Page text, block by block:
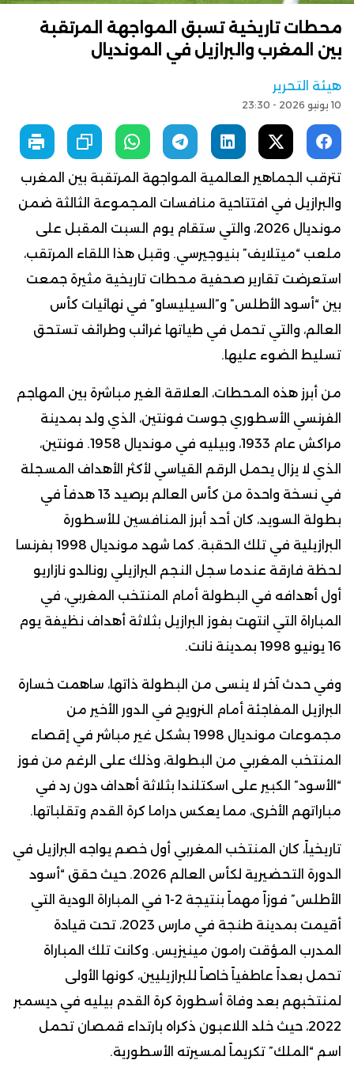
محطات تاريخية تسبق المواجهة المرتقبة
بين المغرب والبرازيل في المونديال
هيئة التحرير
10 يونيو 2026 - 23:30
تترقب الجماهير العالمية المواجهة المرتقبة بين المغرب
والبرازيل في افتتاحية منافسات المجموعة الثالثة ضمن
مونديال 2026، والتي ستقام يوم السبت المقبل على
ملعب “ميتلايف” بنيوجيرسي. وقبل هذا اللقاء المرتقب،
استعرضت تقارير صحفية محطات تاريخية مثيرة جمعت
بين “أسود الأطلس” و”السيليساو” في نهائيات كأس
العالم، والتي تحمل في طياتها غرائب وطرائف تستحق
تسليط الضوء عليها.
من أبرز هذه المحطات، العلاقة الغير مباشرة بين المهاجم
الفرنسي الأسطوري جوست فونتين، الذي ولد بمدينة
مراكش عام 1933، وبيليه في مونديال 1958. فونتين،
الذي لا يزال يحمل الرقم القياسي لأكثر الأهداف المسجلة
في نسخة واحدة من كأس العالم برصيد 13 هدفاً في
بطولة السويد، كان أحد أبرز المنافسين للأسطورة
البرازيلية في تلك الحقبة. كما شهد مونديال 1998 بفرنسا
لحظة فارقة عندما سجل النجم البرازيلي رونالدو نازاريو
أول أهدافه في البطولة أمام المنتخب المغربي، في
المباراة التي انتهت بفوز البرازيل بثلاثة أهداف نظيفة يوم
16 يونيو 1998 بمدينة نانت.
وفي حدث آخر لا ينسى من البطولة ذاتها، ساهمت خسارة
البرازيل المفاجئة أمام النرويج في الدور الأخير من
مجموعات مونديال 1998 بشكل غير مباشر في إقصاء
المنتخب المغربي من البطولة، وذلك على الرغم من فوز
“الأسود” الكبير على اسكتلندا بثلاثة أهداف دون رد في
مباراتهم الأخرى، مما يعكس دراما كرة القدم وتقلباتها.
تاريخياً، كان المنتخب المغربي أول خصم يواجه البرازيل في
الدورة التحضيرية لكأس العالم 2026. حيث حقق “أسود
الأطلس” فوزاً مهماً بنتيجة 2-1 في المباراة الودية التي
أقيمت بمدينة طنجة في مارس 2023، تحت قيادة
المدرب المؤقت رامون مينيزيس. وكانت تلك المباراة
تحمل بعداً عاطفياً خاصاً للبرازيليين، كونها الأولى
لمنتخبهم بعد وفاة أسطورة كرة القدم بيليه في ديسمبر
2022، حيث خلد اللاعبون ذكراه بارتداء قمصان تحمل
اسم “الملك” تكريماً لمسيرته الأسطورية.